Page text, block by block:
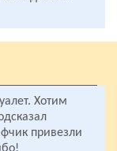
Хотим
привезли